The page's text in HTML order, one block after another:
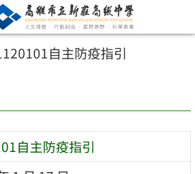
自主防疫指引
自主防疫指引